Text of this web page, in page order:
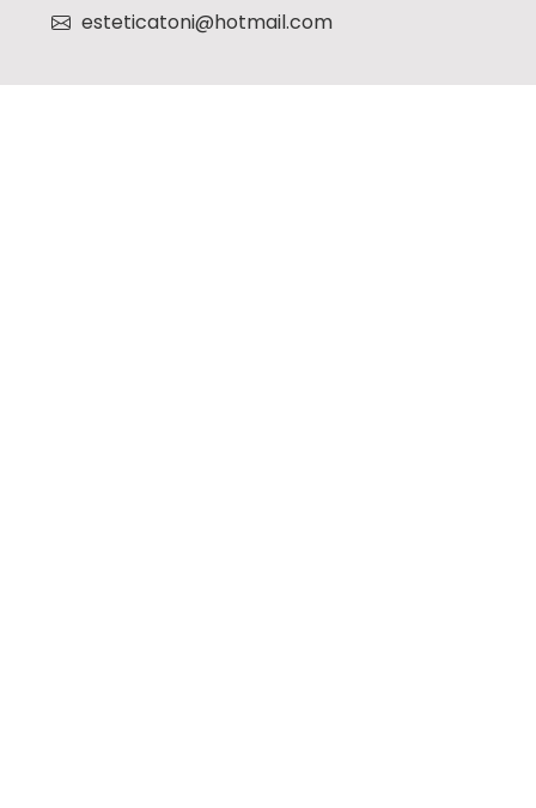
esteticatoni@hotmail.com